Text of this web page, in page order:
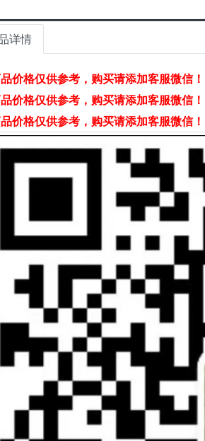
详情
价格仅供参考，购买请添加客服微信！
价格仅供参考，购买请添加客服微信！
价格仅供参考，购买请添加客服微信！